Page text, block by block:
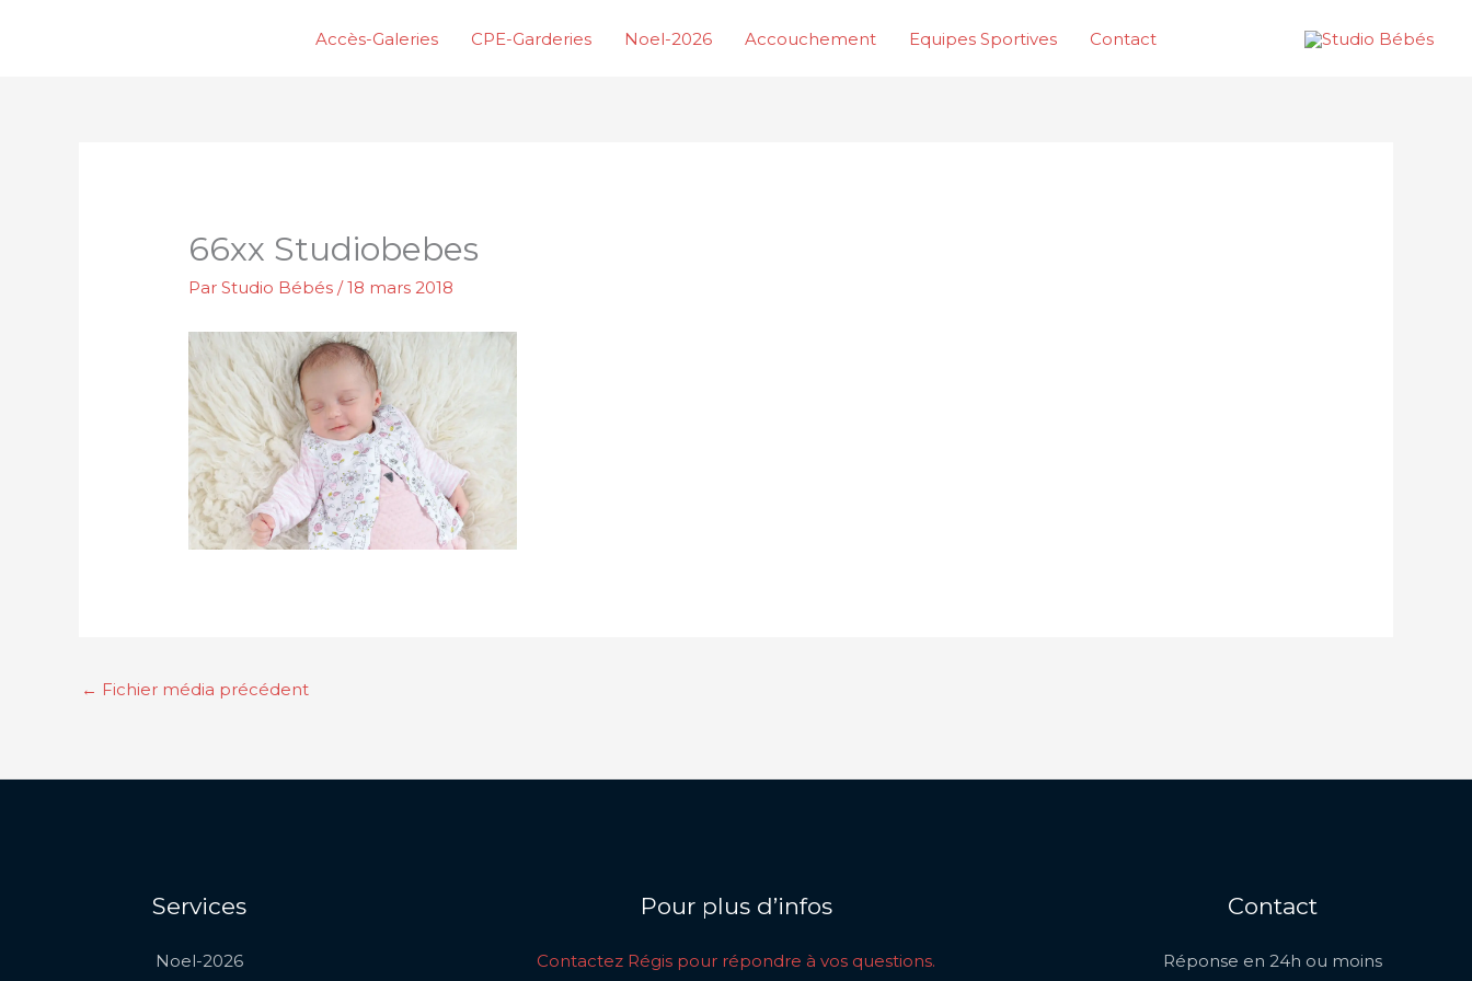
Accès-Galeries CPE-Garderies Noel-2026 Accouchement Equipes Sportives Contact
66xx Studiobebes
ParStudio Bébés/18 mars 2018
← Fichier média précédent
Services
Noel-2026
Pour plus d’infos
Contactez Régis pour répondre à vos questions.
Contact
Réponse en 24h ou moins